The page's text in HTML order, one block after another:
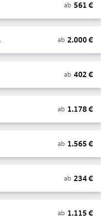
ab 561 €
ab 2.000€
ab 402 €
ab 1.178€
ab 1.565 €
ab 234€
ab 1.115 €